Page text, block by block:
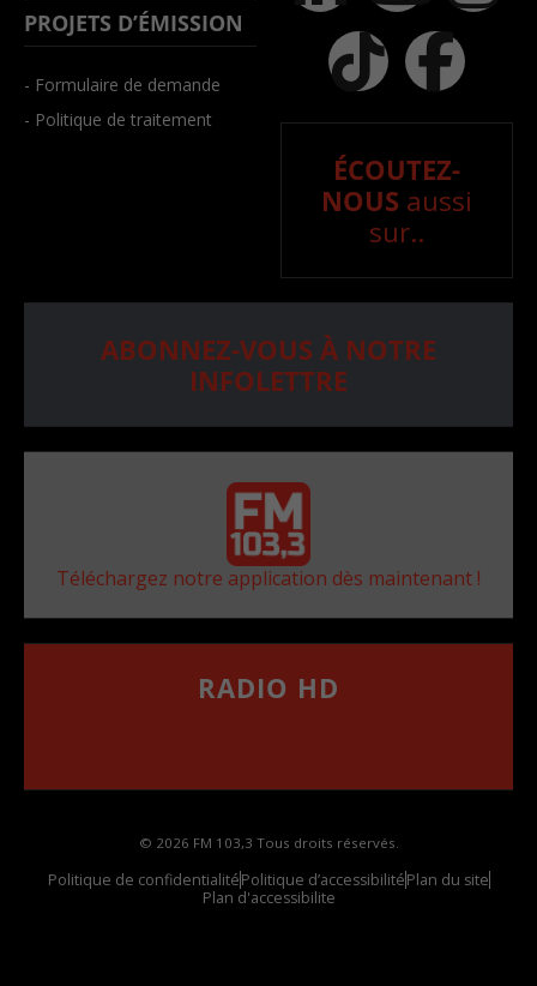
PROJETS D’ÉMISSION
- Formulaire de demande
- Politique de traitement
ÉCOUTEZ-
NOUS aussi
sur..
ABONNEZ-VOUS À NOTRE
INFOLETTRE
Téléchargez notre application dès maintenant !
RADIO HD
© 2026 FM 103,3 Tous droits réservés.
Politique de confidentialitéPolitique d’accessibilitéPlan du site
Plan d'accessibilite